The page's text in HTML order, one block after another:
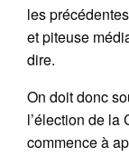
les
et piteuse
dire.
On doit donc
l’élection de la
commence à